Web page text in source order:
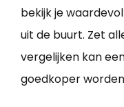
bekijk je
uit de buurt. Zet
vergelijken kan
goedkoper